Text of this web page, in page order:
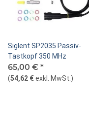
Siglent SP2035 Passiv-
Tastkopf 350 MHz
65,00 € *
(54,62 €exkl. MwSt. )